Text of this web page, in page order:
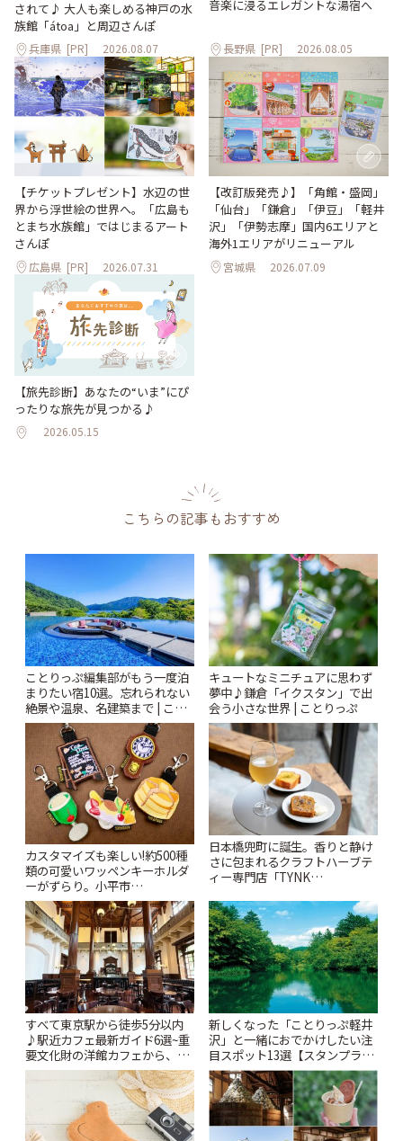
されて♪ 大人も楽しめる神戸の水
族館「átoa」と周辺さんぽ
兵庫県 [PR] 2026.08.07
音楽に浸るエレガントな湯宿へ
長野県 [PR] 2026.08.05
【チケットプレゼント】水辺の世
界から浮世絵の世界へ。「広島も
とまち水族館」ではじまるアート
さんぽ
広島県 [PR] 2026.07.31
【改訂版発売♪】「角館・盛岡」
「仙台」「鎌倉」「伊豆」「軽井
沢」「伊勢志摩」国内6エリアと
海外1エリアがリニューアル
宮城県 2026.07.09
【旅先診断】あなたの“いま”にぴ
ったりな旅先が見つかる♪
2026.05.15
こちらの記事もおすすめ
ことりっぷ編集部がもう一度泊
まりたい宿10選。忘れられない
絶景や温泉、名建築まで | こと
りっぷ
キュートなミニチュアに思わず
夢中♪鎌倉「イクスタン」で出
会う小さな世界 | ことりっぷ
カスタマイズも楽しい!約500種
類の可愛いワッペンキーホルダ
ーがずらり。小平市
「Kimamaya T&K」 | ことりっ
ぷ
日本橋兜町に誕生。香りと静け
さに包まれるクラフトハーブテ
ィー専門店「TYNK
すべて東京駅から徒歩5分以内
♪駅近カフェ最新ガイド6選~重
要文化財の洋館カフェから、改
札すぐのレトロ喫茶まで~ | こと
新しくなった「ことりっぷ軽井
沢」と一緒におでかけしたい注
目スポット13選【スタンプラリ
ー開催中】 | ことりっぷ